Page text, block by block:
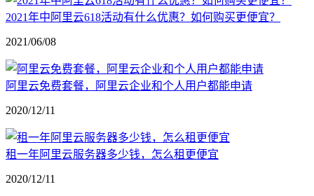
2021年中阿里云618活动有什么优惠？如何购买更便宜？
2021/06/08
阿里云免费套餐，阿里云企业和个人用户都能申请
2020/12/11
租一年阿里云服务器多少钱，怎么租更便宜
2020/12/11